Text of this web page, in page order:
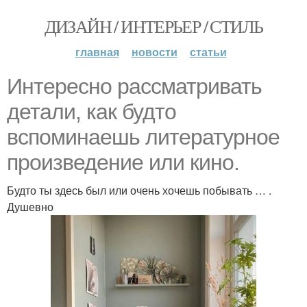
ДИЗАЙН / ИНТЕРЬЕР / СТИЛЬ
главная новости статьи
Интересно рассматривать
детали, как будто
вспоминаешь литературное
произведение или кино.
Будто ты здесь был или очень хочешь побывать … .
Душевно